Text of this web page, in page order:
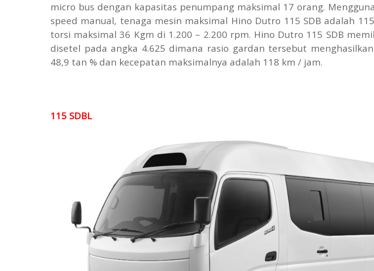
micro bus dengan kapasitas penumpang maksimal 17 orang.
speed manual, tenaga mesin maksimal Hino Dutro 115 SDB adalah
torsi maksimal 36 Kgm di 1.200 – 2.200 rpm. Hino Dutro 115 SDB
disetel pada angka 4.625 dimana rasio gardan tersebut
48,9 tan % dan kecepatan maksimalnya adalah 118 km / jam.
115 SDBL